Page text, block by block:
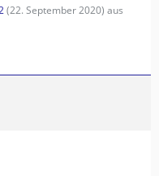
(22. September 2020) aus